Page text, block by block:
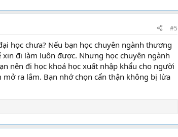
#5
học chưa? Nếu bạn học chuyên ngành thương
đi làm luôn được. Nhưng học chuyên ngành
nên đi học khoá học xuất nhập khẩu cho người
ra lắm. Bạn nhớ chọn cẩn thận không bị lừa